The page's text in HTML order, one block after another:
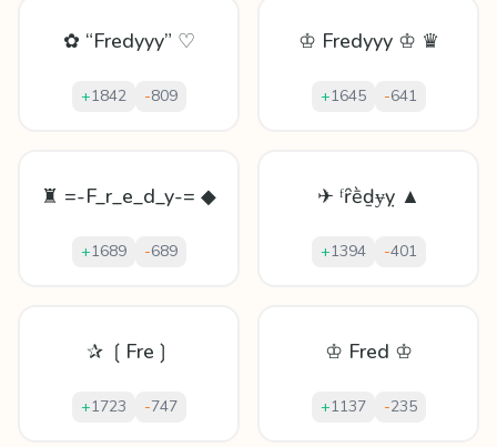
✿ “Fredyyy” ♡
+1842 -809
♔ Fredyyy ♔ ♛
+1645 -641
♜ =-F_r_e_d_y-= ◆
+1689 -689
✈ ᶠȓḕḏɏỵ ▲
+1394 -401
✰ ❲Fre❳
+1723 -747
♔ Fred ♔
+1137 -235